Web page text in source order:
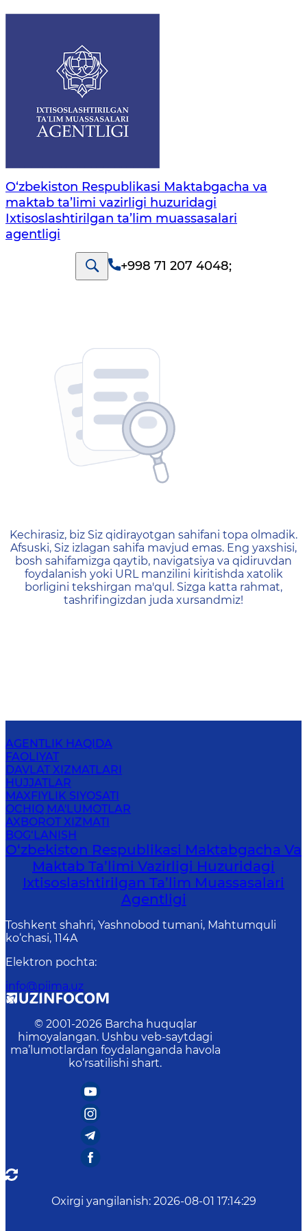
O‘zbekiston Respublikasi Maktabgacha va
maktab ta’limi vazirligi huzuridagi
Ixtisoslashtirilgan ta’lim muassasalari
agentligi
+998 71 207 4048;
404 — Страница не
Kechirasiz, biz Siz qidirayotgan sahifani topa olmadik.
Afsuski, Siz izlagan sahifa mavjud emas. Eng yaxshisi,
bosh sahifamizga qaytib, navigatsiya va qidiruvdan
foydalanish yoki URL manzilini kiritishda xatolik
borligini tekshirgan ma'qul. Sizga katta rahmat,
tashrifingizdan juda xursandmiz!
AGENTLIK HAQIDA
FAOLIYAT
DAVLAT XIZMATLARI
HUJJATLAR
MAXFIYLIK SIYOSATI
OCHIQ MA'LUMOTLAR
AXBOROT XIZMATI
BOG‘LANISH
O‘zbekiston Respublikasi Maktabgacha Va
Maktab Ta’limi Vazirligi Huzuridagi
Ixtisoslashtirilgan Ta’lim Muassasalari
Agentligi
Toshkent shahri, Yashnobod tumani, Mahtumquli
ko‘chasi, 114A
Elektron pochta:
info@piima.uz
© 2001-2026 Barcha huquqlar
himoyalangan. Ushbu veb-saytdagi
ma’lumotlardan foydalanganda havola
ko‘rsatilishi shart.
Oxirgi yangilanish: 2026-08-01 17:14:29